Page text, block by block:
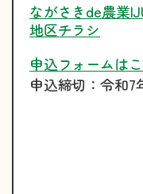
ながさきde農業
地区チラシ
申込フォームは
申込締切：令和7